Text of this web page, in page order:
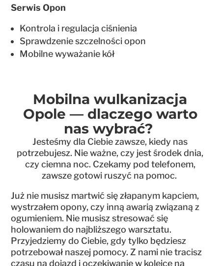
Serwis Opon
Kontrola i regulacja ciśnienia
Sprawdzenie szczelności opon
Mobilne wyważanie kół
Mobilna wulkanizacja
Opole — dlaczego warto
nas wybrać?
Jesteśmy dla Ciebie zawsze, kiedy nas
potrzebujesz. Nie ważne, czy jest środek dnia,
czy ciemna noc. Czekamy pod telefonem,
zawsze gotowi ruszyć na pomoc.
Już nie musisz martwić się złapanym kapciem,
wystrzałem opony, czy inną awarią związaną z
ogumieniem. Nie musisz stresować się
holowaniem do najbliższego warsztatu.
Przyjedziemy do Ciebie, gdy tylko będziesz
potrzebował naszej pomocy. Z nami nie tracisz
czasu na dojazd i oczekiwanie w kolejce na